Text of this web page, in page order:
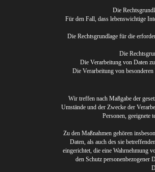
Die
Für den Fall, dass lebenswichtige
Die Rechtsgrundlage für die
Die
Die Verarbeitung von Daten
Die Verarbeitung von
Wir treffen nach Maßgabe der
Umstände und der Zwecke der
Personen, geeignete
Zu den Maßnahmen gehören
Daten, als auch des sie
eingerichtet, die eine Wahrnehmung
den Schutz